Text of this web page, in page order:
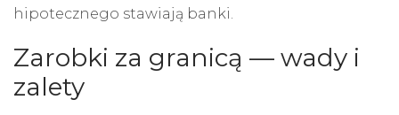
hipotecznego stawiają banki.
Zarobki za granicą — wady i
zalety